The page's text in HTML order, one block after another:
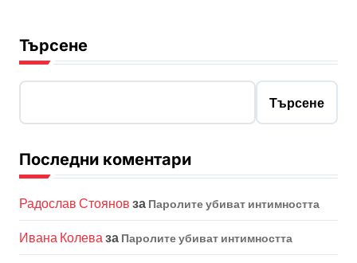
Търсене
Търсене
Последни коментари
Радослав Стоянов за Паролите убиват интимността
Ивана Колеваза Паролите убиват интимността